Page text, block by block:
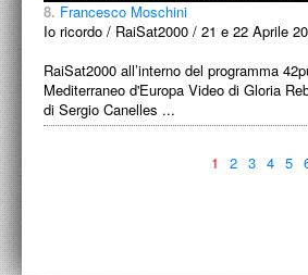
8. Francesco Moschini
Io ricordo / RaiSat2000 / 21 e 22 Aprile
RaiSat2000 all’interno del programma
Mediterraneo d'Europa Video di Gloria
di Sergio Canelles ...
1 2 3 4 5